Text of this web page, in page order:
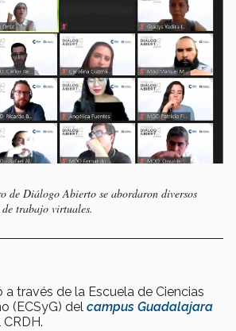
de Diálogo Abierto se abordaron diversos
de trabajo virtuales.
través de la Escuela de Ciencias
(ECSyG) del campus Guadalajara